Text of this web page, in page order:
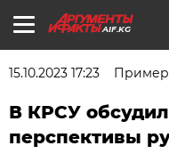
AIF.KG
15.10.2023 17:23
В КРСУ
перспективы